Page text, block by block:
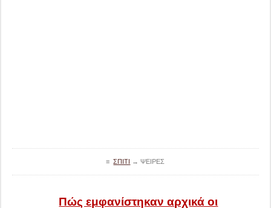
≡ΣΠΊΤΙ →ΨΕΊΡΕΣ
Πώς εμφανίστηκαν αρχικά οι